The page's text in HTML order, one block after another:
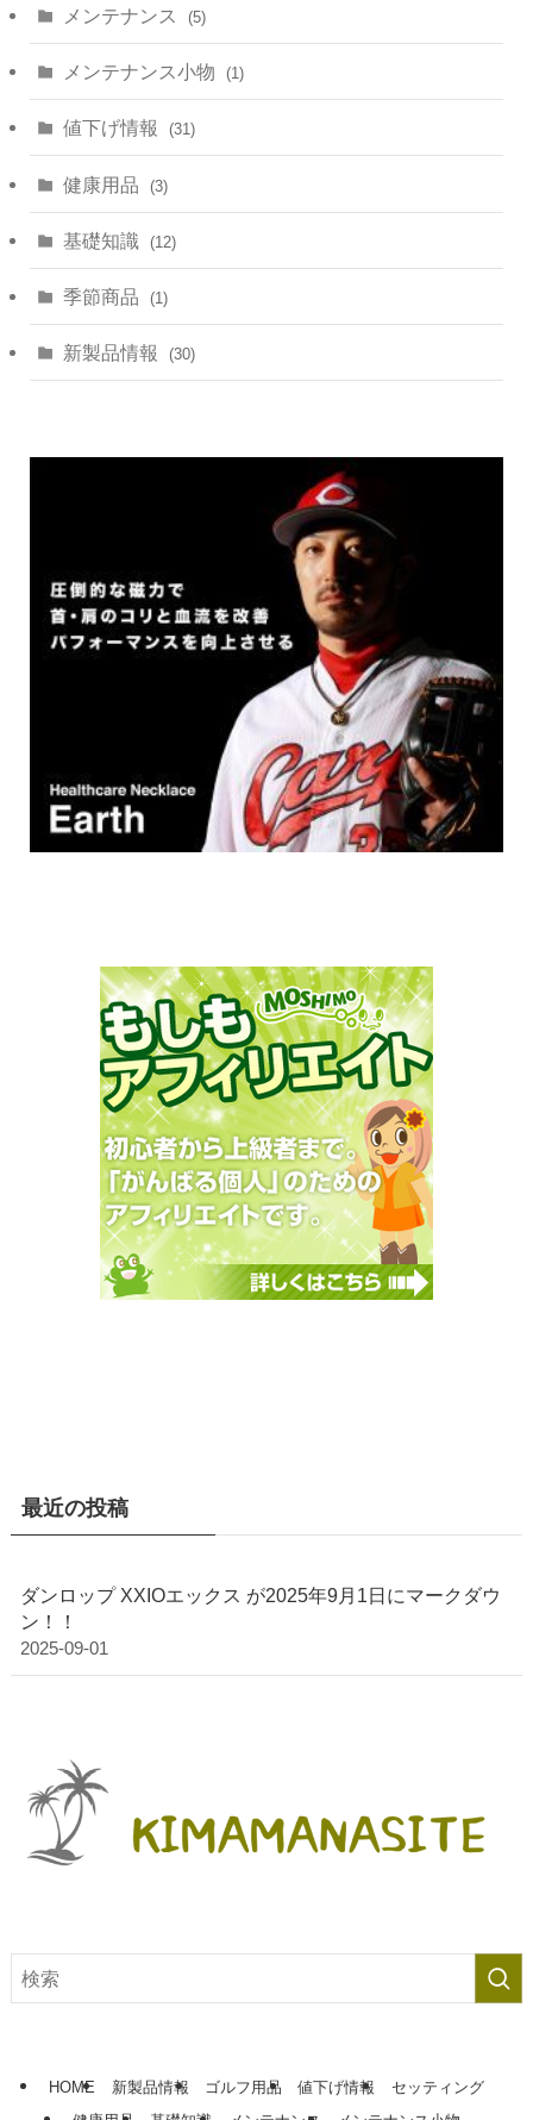
メンテナンス (5)
メンテナンス小物 (1)
値下げ情報 (31)
健康用品 (3)
基礎知識 (12)
季節商品 (1)
新製品情報 (30)
最近の投稿
ダンロップ XXIOエックス が2025年9月1日にマークダウ
ン！！
2025-09-01
HOME 新製品情報 ゴルフ用品 値下げ情報
セッティング